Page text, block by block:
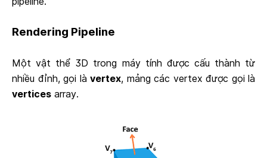
Rendering Pipeline
Một vật thể 3D trong máy tính được cấu thành từ
nhiều đỉnh, gọi là vertex, mảng các vertex được gọi là
vertices array.